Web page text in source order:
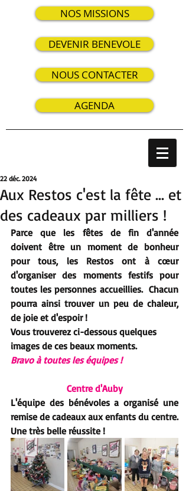
NOS MISSIONS
DEVENIR BENEVOLE
NOUS CONTACTER
AGENDA
Aux Restos c'est la fête ... et
des cadeaux par milliers !
22 déc. 2024
Parce que les fêtes de fin d'année
doivent être un moment de bonheur
pour tous, les Restos ont à cœur
d'organiser des moments festifs pour
toutes les personnes accueillies.  Chacun
pourra ainsi trouver un peu de chaleur,
de joie et d'espoir !
Vous trouverez ci-dessous quelques
images de ces beaux moments.
Bravo à toutes les équipes !
Centre d'Auby
L'équipe des bénévoles a organisé une
remise de cadeaux aux enfants du centre.
Une très belle réussite !